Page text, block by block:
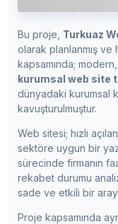
Bu proje, Turkuaz
olarak planlanmış ve
kapsamında;
kurumsal web site
dünyadaki kurumsal
kavuşturulmuştur.
Web sitesi; hızlı
sektöre uygun bir
sürecinde firmanın
rekabet durumu
sade ve etkili bir
Proje kapsamında